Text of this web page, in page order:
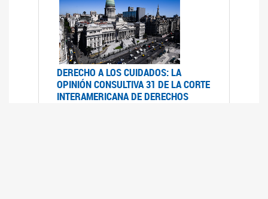
DERECHO A LOS CUIDADOS: LA
OPINIÓN CONSULTIVA 31 DE LA CORTE
INTERAMERICANA DE DERECHOS